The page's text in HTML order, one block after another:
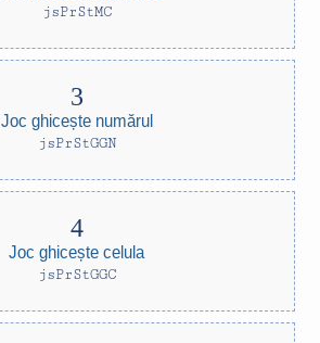
jsPrStMC
Joc ghicește numărul
jsPrStGGN
Joc ghicește celula
jsPrStGGC